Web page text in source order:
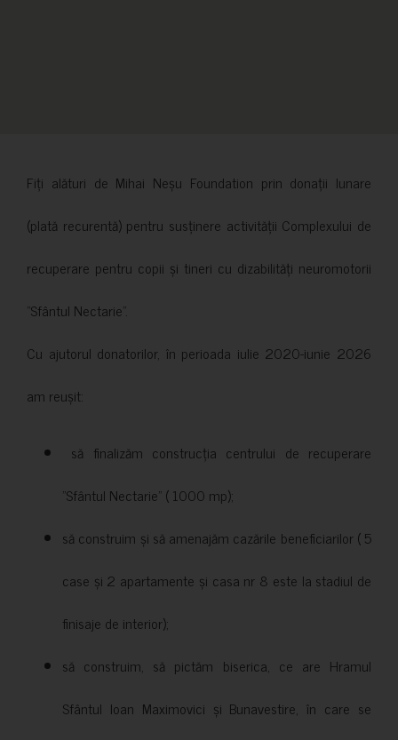
Fiți alături de Mihai Neșu Foundation prin donații lunare
(plată recurentă) pentru susținere activității Complexului de
recuperare pentru copii și tineri cu dizabilități neuromotorii
”Sfântul Nectarie”.
Cu ajutorul donatorilor, în perioada iulie 2020-iunie 2026
am reușit:
să finalizăm construcția centrului de recuperare
”Sfântul Nectarie” ( 1000 mp);
să construim și să amenajăm cazările beneficiarilor ( 5
case și 2 apartamente și casa nr 8 este la stadiul de
finisaje de interior);
să construim, să pictăm biserica, ce are Hramul
Sfântul Ioan Maximovici și Bunavestire, în care se